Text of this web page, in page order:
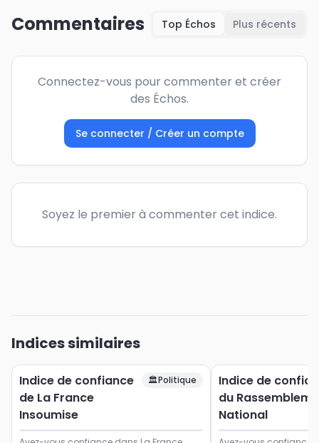
Commentaires Top Échos Plus récents
Connectez-vous pour commenter et créer
des Échos.
Se connecter / Créer un compte
Soyez le premier à commenter cet indice.
Indices similaires
Indice de confiance
de La France
Insoumise
🏛️Politique
Indice de
du
National